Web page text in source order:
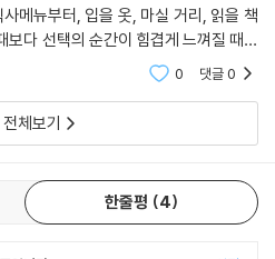
메뉴부터, 입을 옷, 마실 거리, 읽을 책
다 선택의 순간이 힘겹게 느껴질 때도
복음. 예수그리스도의 사랑, 그 진리를
0 댓글0
체보기
한줄평 4